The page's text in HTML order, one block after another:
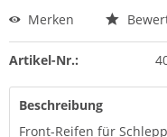
Merken
Artikel-Nr.:
Beschreibung
Front-Reifen für